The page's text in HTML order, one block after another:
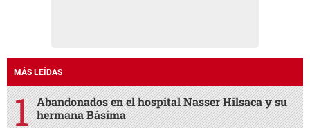
MÁS LEÍDAS
Abandonados en el hospital Nasser Hilsaca y su
hermana Básima